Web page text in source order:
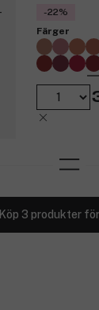
-22%
Färger
Köp 3 produkter